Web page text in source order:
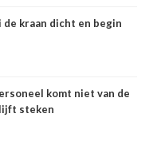
kraan dicht en begin
komt niet van de
steken